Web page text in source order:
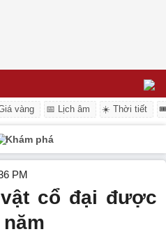
vàng 📅 Lịch âm ☀️ Thời tiết
Khám phá
PM
cổ đại được